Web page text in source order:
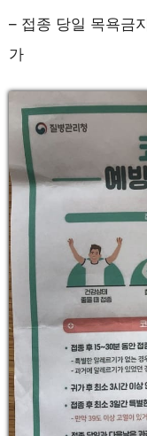
– 접종 당일 목욕금
가